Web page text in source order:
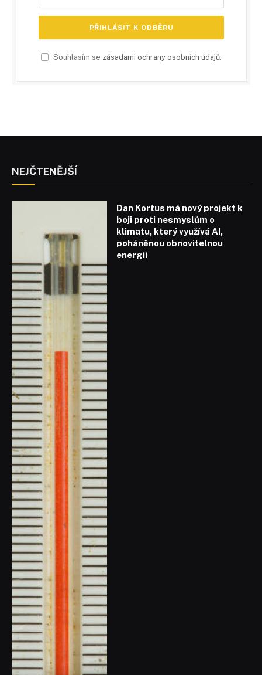
Souhlasím se zásadami ochrany osobních údajů
NEJČTENĚJŠÍ
Dan Kortus má nový projekt k
boji proti nesmyslům o
klimatu, který využívá AI,
poháněnou obnovitelnou
energií